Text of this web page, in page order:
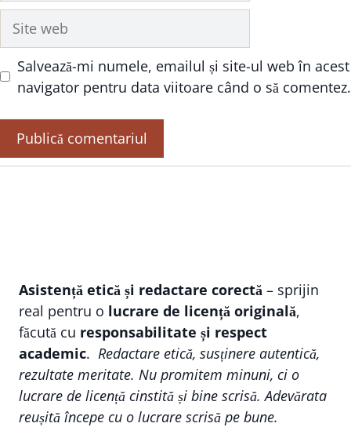
Site
web
Salvează-mi numele, emailul și site-ul web în acest
navigator pentru data viitoare când o să comentez.
Asistență etică și redactare corectă – sprijin
real pentru o lucrare de licență originală,
făcută cu responsabilitate și respect
academic. Redactare etică, susținere autentică,
rezultate meritate. Nu promitem minuni, ci o
lucrare de licență cinstită și bine scrisă. Adevărata
reușită începe cu o lucrare scrisă pe bune.